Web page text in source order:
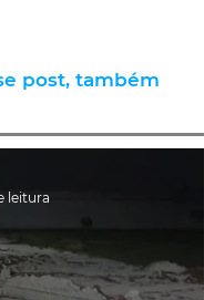
post, também
leitura